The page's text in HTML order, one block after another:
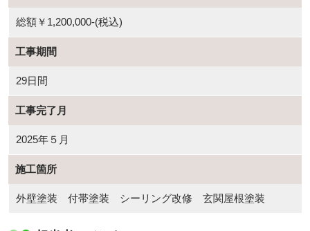
総額￥1,200,000-(税込)
工事期間
29日間
工事完了月
2025年５月
施工箇所
外壁塗装 付帯塗装 シーリング改修 玄関屋根塗装